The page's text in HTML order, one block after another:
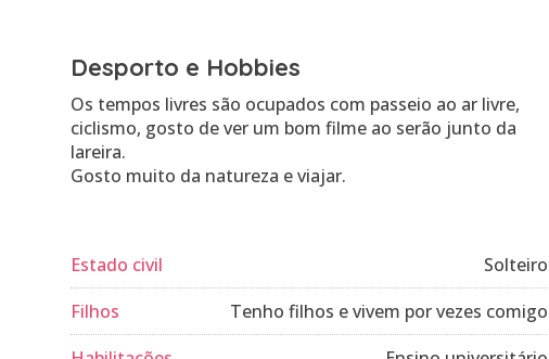
Desporto e Hobbies
Os tempos livres são ocupados com passeio ao ar livre,
ciclismo, gosto de ver um bom filme ao serão junto da
lareira.
Estado civil
Solteiro
Filhos
Tenho filhos e vivem por vezes comigo